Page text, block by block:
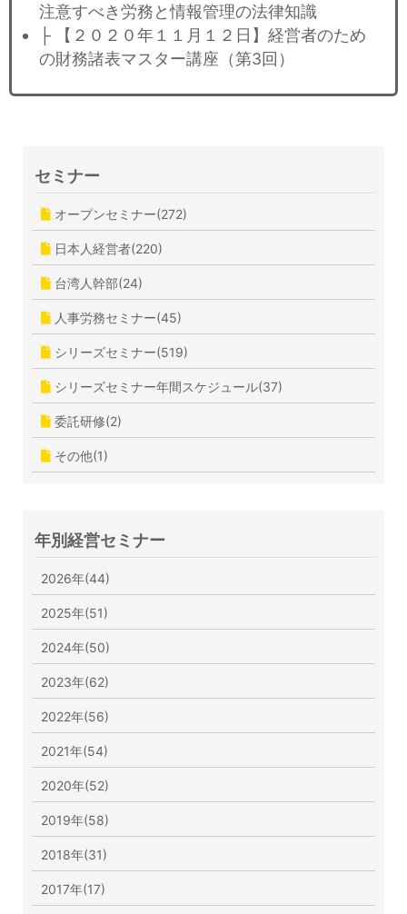
注意すべき労務と情報管理の法律知識
├ 【２０２０年１１月１２日】経営者のため
の財務諸表マスター講座（第3回）
セミナー
オープンセミナー(272)
日本人経営者(220)
台湾人幹部(24)
人事労務セミナー(45)
シリーズセミナー(519)
シリーズセミナー年間スケジュール(37)
委託研修(2)
その他(1)
年別経営セミナー
2026年(44)
2025年(51)
2024年(50)
2023年(62)
2022年(56)
2021年(54)
2020年(52)
2019年(58)
2018年(31)
2017年(17)